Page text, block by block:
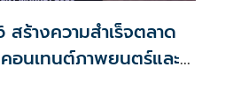
ร้างความสำเร็จตลาด
อนเทนต์ภาพยนตร์และซี